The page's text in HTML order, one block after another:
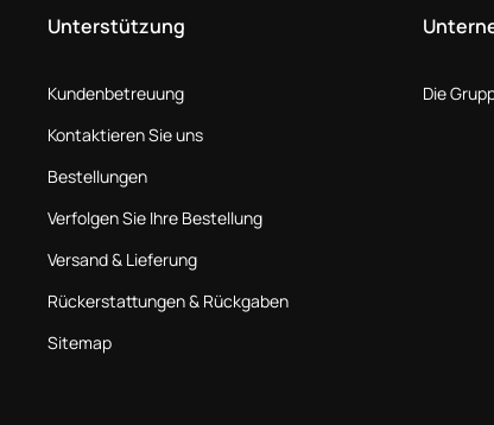
Unterstützung
Kundenbetreuung
Kontaktieren Sie uns
Bestellungen
Verfolgen Sie Ihre Bestellung
Versand & Lieferung
Rückerstattungen & Rückgaben
Sitemap
Die